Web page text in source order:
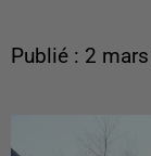
Publié : 2